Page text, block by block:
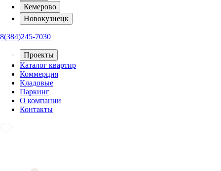
Кемерово
Новокузнецк
8(384)245-7030
Проекты
Каталог квартир
Коммерция
Кладовые
Паркинг
О компании
Контакты